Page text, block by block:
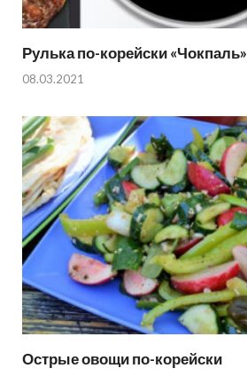
Рулька по-корейски «Чокпаль»
08.03.2021
Острые овощи по-корейски